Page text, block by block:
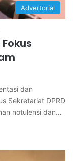
Advertorial
dan
Sekretariat DPRD
notulensi dan…